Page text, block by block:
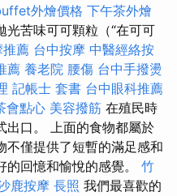
外燴價格 下午茶外燴
苦味可可顆粒（“在可可
推薦 台中按摩 中醫經絡按
薦 養老院 腰傷 台中手撥燙
記帳士 套書 台中眼科推薦
會點心 美容撥筋 在殖民時
出口。 上面的食物都屬於
不僅提供了短暫的滿足感和
回憶和愉悅的感覺。 竹
鹿按摩 長照 我們最喜歡的